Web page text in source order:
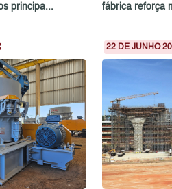
principa...
fábrica reforça
22 DE JUNHO